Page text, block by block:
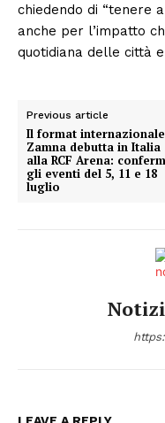
Canale TV 70/80/90
chiedendo di “tenere
anche per l’impatto
quotidiana delle città
Previous article
Il format
Zamna debutta in Italia
alla RCF Arena:
gli eventi del 5, 11 e 18
luglio
LEAVE A REPLY